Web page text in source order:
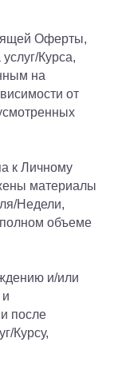
Оферты,
Курса,
на
от
к Личному
материалы
Недели,
объеме
и/или
после
Курсу,